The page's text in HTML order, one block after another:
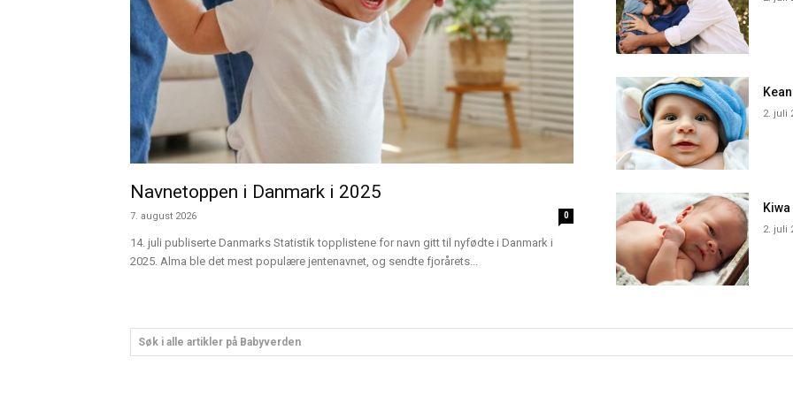
Navnetoppen i Danmark i 2025
7. august 2026 0
14. juli publiserte Danmarks Statistik topplistene for navn gitt til nyfødte i Danmark i
2025. Alma ble det mest populære jentenavnet, og sendte fjorårets...
2. juli
Kiwa
2. juli
Søk i alle artikler på Babyverden